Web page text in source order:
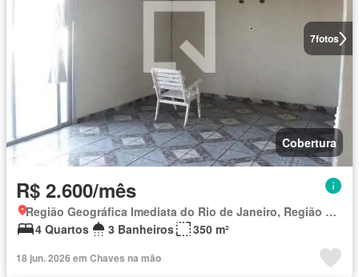
7fotos
Cobertura
R$ 2.600/mês
Região Geográfica Imediata do Rio de Janeiro, Região Metropolitana do Rio de Janeiro
4 Quartos
3 Banheiros 350 m²
18 jun. 2026 em Chaves na mão